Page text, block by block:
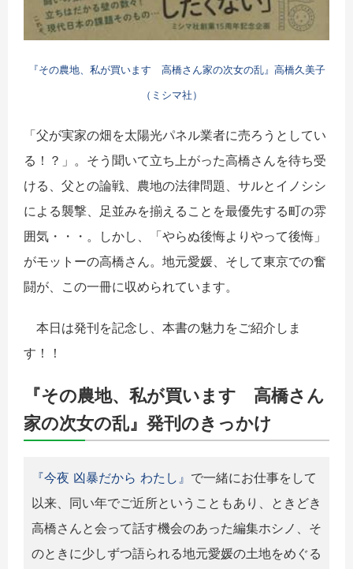
『その農地、私が買います 高橋さん家の次女の乱』高橋久美子
（ミシマ社）
「父が実家の畑を太陽光パネル業者に売ろうとしてい
る！？」。そう聞いて立ち上がった高橋さんを待ち受
ける、父との論戦、農地の法律問題、サルとイノシシ
による襲撃、足並みを揃えることを最優先する町の雰
囲気・・・。しかし、
「やらぬ後悔よりやって後悔」
がモットーの高橋さん。地元愛媛、そして東京での奮
闘が、この一冊に収められています。
本日は発刊を記念し、本書の魅力をご紹介しま
す！！
『その農地、私が買います 高橋さん
家の次女の乱』発刊のきっかけ
『今夜 凶暴だから わたし』 で一緒にお仕事をして
以来、同い年でご近所ということもあり、ときどき
高橋さんと会って話す機会のあった編集ホシノ、そ
のときに少しずつ語られる地元愛媛の土地をめぐる